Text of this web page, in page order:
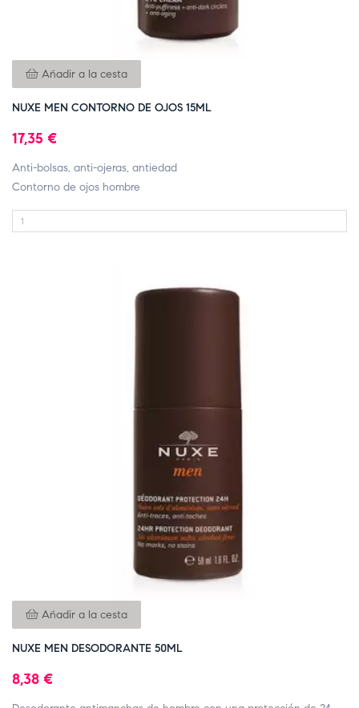
Añadir a la cesta
NUXE MEN CONTORNO DE OJOS 15ML
17,35 €
Anti-bolsas, anti-ojeras, antiedad
Contorno de ojos hombre
Añadir a la cesta
NUXE MEN DESODORANTE 50ML
8,38 €